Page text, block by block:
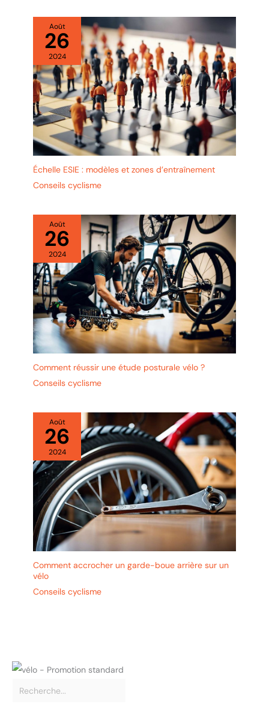
résistante au perçage au niveau
du cylindre de la serrure, ce qui
offre une protection
supplémentaire contre les
attaques par perçage et
améliore considérablement les
niveaux de sécurité et de
protection. Conception
Compacte et Portable: Le antivol
pliable bordo adopte une
conception à 8 segments avec
une longueur totale de 1 mètre,
ce qui lui permet de couvrir un
plus grand nombre de scénarios
d'utilisation. Grâce à son
support de montage en
pliables est plus polyvalent et
Août
26
2024
Échelle ESIE : modèles et zones d’entraînement
Conseils cyclisme
Août
26
2024
Comment réussir une étude posturale vélo ?
Conseils cyclisme
Août
26
2024
Comment accrocher un garde-boue arrière sur un
vélo
Conseils cyclisme